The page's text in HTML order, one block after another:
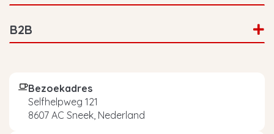
B2B
Bezoekadres
Selfhelpweg 121
8607 AC Sneek, Nederland